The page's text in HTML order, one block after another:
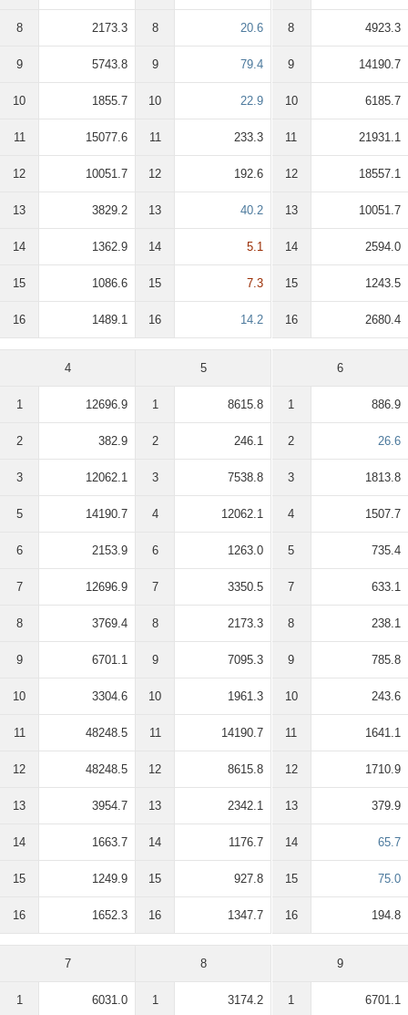
8 2173.3
9 5743.8
10 1855.7
11 15077.6
12 10051.7
13 3829.2
14 1362.9
15 1086.6
16 1489.1
8 20.6
9 79.4
10 22.9
11 233.3
12 192.6
13 40.2
14 5.1
15 7.3
16 14.2
8 4923.3
9 14190.7
10 6185.7
11 21931.1
12 18557.1
13 10051.7
14 2594.0
15 1243.5
16 2680.4
4
1 12696.9
2 382.9
3 12062.1
5 14190.7
6 2153.9
7 12696.9
8 3769.4
9 6701.1
10 3304.6
11 48248.5
12 48248.5
13 3954.7
14 1663.7
15 1249.9
16 1652.3
5
1 8615.8
2 246.1
3 7538.8
4 12062.1
6 1263.0
7 3350.5
8 2173.3
9 7095.3
10 1961.3
11 14190.7
12 8615.8
13 2342.1
14 1176.7
15 927.8
16 1347.7
6
1 886.9
2 26.6
3 1813.8
4 1507.7
5 735.4
7 633.1
8 238.1
9 785.8
10 243.6
11 1641.1
12 1710.9
13 379.9
14 65.7
15 75.0
16 194.8
7
1 6031.0
8
1 3174.2
9
1 6701.1